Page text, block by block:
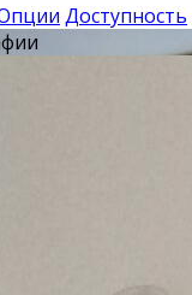
Доступность